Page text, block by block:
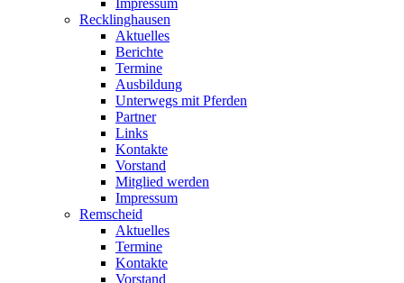
Impressum
Recklinghausen
Aktuelles
Berichte
Termine
Ausbildung
Unterwegs mit Pferden
Partner
Links
Kontakte
Vorstand
Mitglied werden
Impressum
Remscheid
Aktuelles
Termine
Kontakte
Vorstand